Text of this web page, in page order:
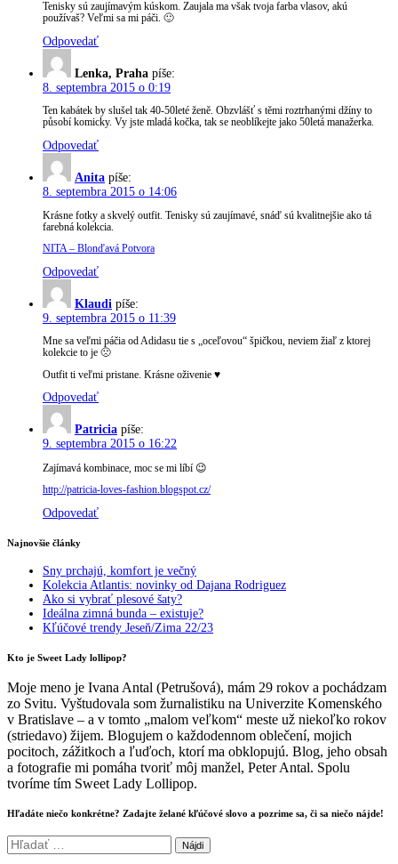
Tenisky sú zaujímavým kúskom. Zaujala ma však tvoja farba vlasov, akú
používaš? Veľmi sa mi páči. 🙂
Odpovedať
Lenka, Praha píše:
8. septembra 2015 o 0:19
Ten kabátek by slušel tak 40-50leté ženě. Obzvlášť s těmi roztrhanými džíny to
působí komicky. Vy jste mladá kočka, tak se neoblíkejte jako 50letá manažerka.
Odpovedať
Anita píše:
8. septembra 2015 o 14:06
Krásne fotky a skvelý outfit. Tenisky sú zaujímavé, snáď sú kvalitnejšie ako tá
farebná kolekcia.
NITA – Blonďavá Potvora
Odpovedať
Klaudi píše:
9. septembra 2015 o 11:39
Mne sa veľmi páčia od Adidasu tie s „oceľovou“ špičkou, neviem žiaľ z ktorej
kolekcie to je 🙁
Outfit ti veľmi pristane. Krásne oživenie ♥
Odpovedať
Patricia píše:
9. septembra 2015 o 16:22
Zajímavá kombinace, moc se mi líbí 😉
http://patricia-loves-fashion.blogspot.cz/
Odpovedať
Najnovšie články
Sny prchajú, komfort je večný
Kolekcia Atlantis: novinky od Dajana Rodriguez
Ako si vybrať plesové šaty?
Ideálna zimná bunda – existuje?
Kľúčové trendy Jeseň/Zima 22/23
Kto je Sweet Lady lollipop?
Moje meno je Ivana Antal (Petrušová), mám 29 rokov a pochádzam
zo Svitu. Vyštudovala som žurnalistiku na Univerzite Komenského
v Bratislave – a v tomto „malom veľkom“ meste už niekoľko rokov
(striedavo) žijem. Blogujem o každodennom oblečení, mojich
pocitoch, zážitkoch a ľuďoch, ktorí ma obklopujú. Blog, jeho obsah
a fotografie mi pomáha tvoriť môj manžel, Peter Antal. Spolu
tvoríme tím Sweet Lady Lollipop.
Hľadáte niečo konkrétne? Zadajte želané kľúčové slovo a pozrime sa, či sa niečo nájde!
Hľadať: